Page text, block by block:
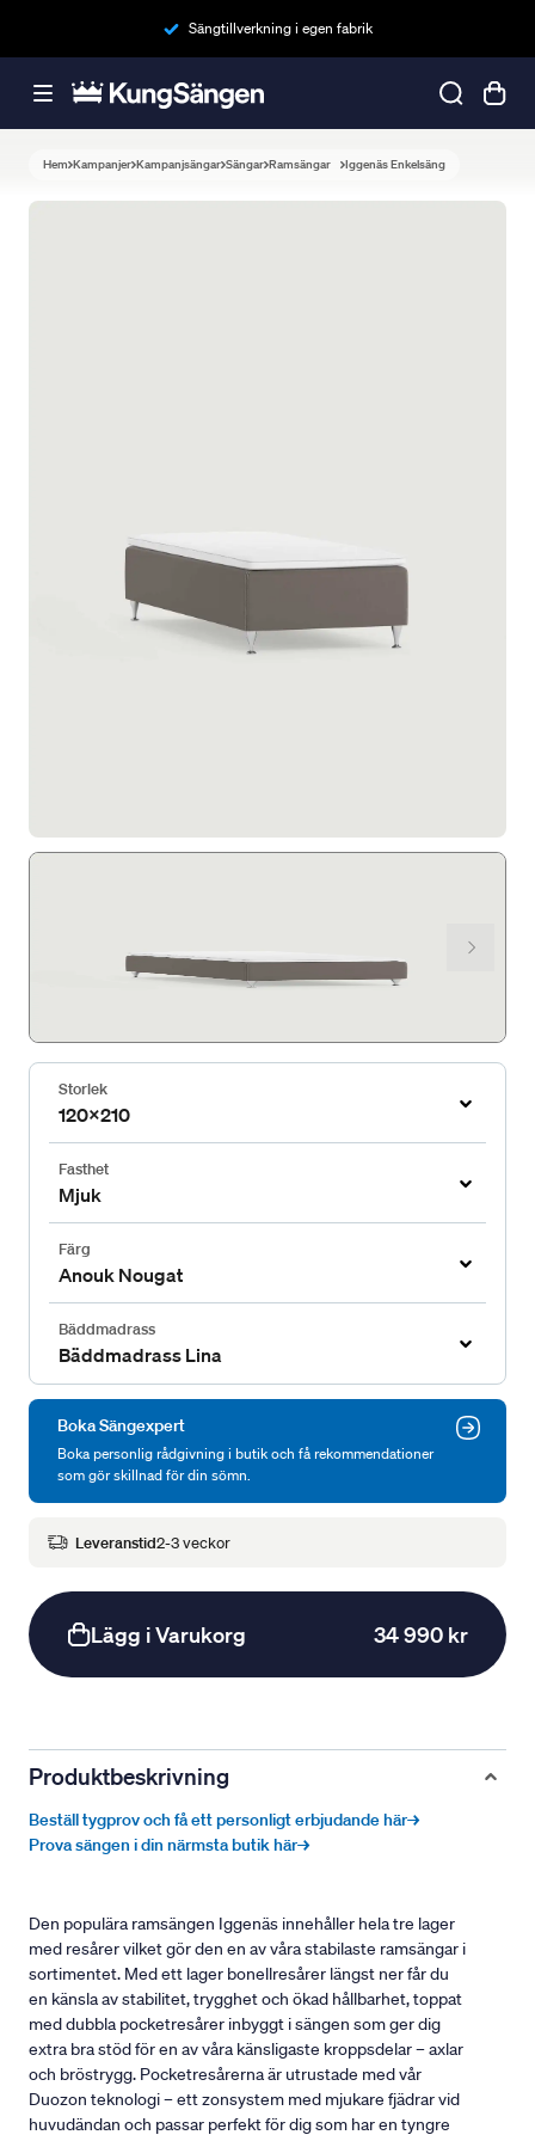
Sängtillverkning i egen fabrik
Hem Kampanjer Kampanjsängar Sängar Ramsängar Iggenäs Enkelsäng
Storlek
120x210
Fasthet
Mjuk
Färg
Anouk Nougat
Bäddmadrass
Bäddmadrass Lina
Boka Sängexpert
Boka personlig rådgivning i butik och få rekommendationer
som gör skillnad för din sömn.
Leveranstid2-3 veckor
Lägg i Varukorg 34 990 kr
Produktbeskrivning
Beställ tygprov och få ett personligt erbjudande här→
Prova sängen i din närmsta butik här→
Den populära ramsängen Iggenäs innehåller hela tre lager
med resårer vilket gör den en av våra stabilaste ramsängar i
sortimentet. Med ett lager bonellresårer längst ner får du
en känsla av stabilitet, trygghet och ökad hållbarhet, toppat
med dubbla pocketresårer inbyggt i sängen som ger dig
extra bra stöd för en av våra känsligaste kroppsdelar – axlar
och bröstrygg. Pocketresårerna är utrustade med vår
Duozon teknologi – ett zonsystem med mjukare fjädrar vid
huvudändan och passar perfekt för dig som har en tyngre